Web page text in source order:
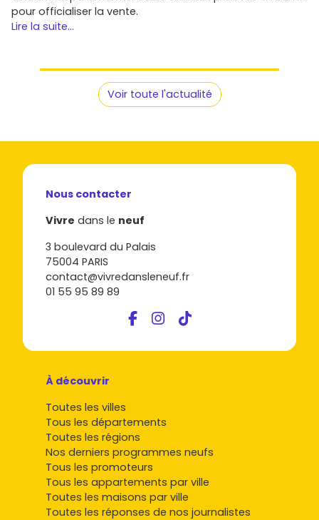
pour officialiser la vente.
Lire la suite...
Voir toute l'actualité
Nous contacter
Vivre dans le neuf
3 boulevard du Palais
75004 PARIS
contact@vivredansleneuf.fr
01 55 95 89 89
À découvrir
Toutes les villes
Tous les départements
Toutes les régions
Nos derniers programmes neufs
Tous les promoteurs
Tous les appartements par ville
Toutes les maisons par ville
Toutes les réponses de nos journalistes